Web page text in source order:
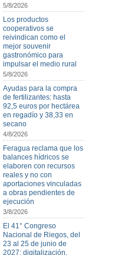
5/8/2026
Los productos
cooperativos se
reivindican como el
mejor souvenir
gastronómico para
impulsar el medio rural
5/8/2026
Ayudas para la compra
de fertilizantes: hasta
92,5 euros por hectárea
en regadío y 38,33 en
secano
4/8/2026
Feragua reclama que los
balances hídricos se
elaboren con recursos
reales y no con
aportaciones vinculadas
a obras pendientes de
ejecución
3/8/2026
El 41° Congreso
Nacional de Riegos, del
23 al 25 de junio de
2027: digitalización,